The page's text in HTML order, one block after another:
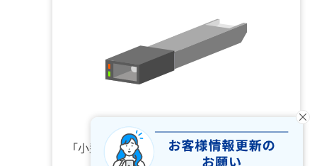
「小型ONU」を使用している
×